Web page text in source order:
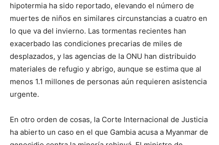
hipotermia ha sido reportado, elevando el número de
muertes de niños en similares circunstancias a cuatro en
lo que va del invierno. Las tormentas recientes han
exacerbado las condiciones precarias de miles de
desplazados, y las agencias de la ONU han distribuido
materiales de refugio y abrigo, aunque se estima que al
menos 1.1 millones de personas aún requieren asistencia
urgente.
En otro orden de cosas, la Corte Internacional de Justicia
ha abierto un caso en el que Gambia acusa a Myanmar de